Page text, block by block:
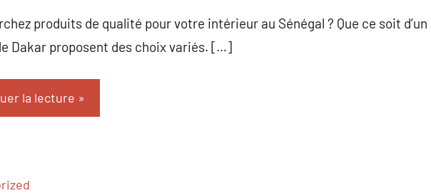
produits de qualité pour votre intérieur au Sénégal ? Que ce soit
Dakar proposent des choix variés. […]
la lecture